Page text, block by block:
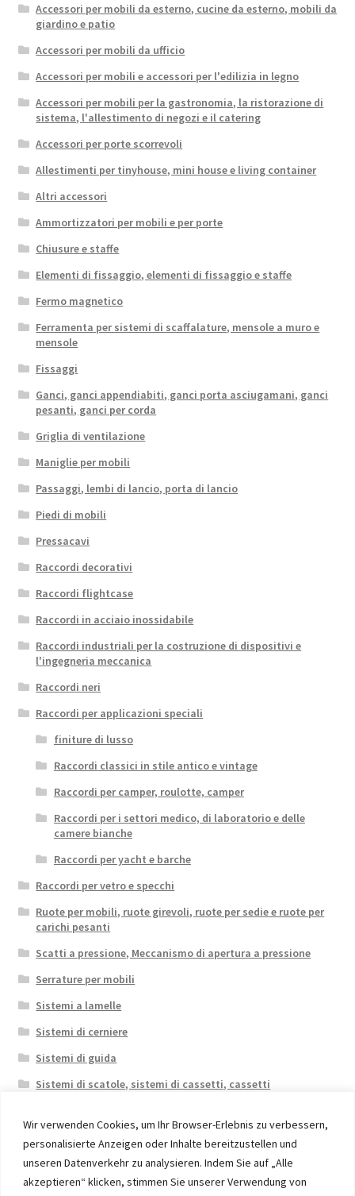
Wir verwenden Cookies, um Ihr Browser-Erlebnis zu verbessern,
personalisierte Anzeigen oder Inhalte bereitzustellen und
unseren Datenverkehr zu analysieren. Indem Sie auf „Alle
akzeptieren“ klicken, stimmen Sie unserer Verwendung von
Accessori per mobili da esterno, cucine da esterno, mobili da
giardino e patio
Accessori per mobili da ufficio
Accessori per mobili e accessori per l'edilizia in legno
Accessori per mobili per la gastronomia, la ristorazione di
sistema, l'allestimento di negozi e il catering
Accessori per porte scorrevoli
Allestimenti per tinyhouse, mini house e living container
Altri accessori
Ammortizzatori per mobili e per porte
Chiusure e staffe
Elementi di fissaggio, elementi di fissaggio e staffe
Fermo magnetico
Ferramenta per sistemi di scaffalature, mensole a muro e
mensole
Fissaggi
Ganci, ganci appendiabiti, ganci porta asciugamani, ganci
pesanti, ganci per corda
Griglia di ventilazione
Maniglie per mobili
Passaggi, lembi di lancio, porta di lancio
Piedi di mobili
Pressacavi
Raccordi decorativi
Raccordi flightcase
Raccordi in acciaio inossidabile
Raccordi industriali per la costruzione di dispositivi e
l'ingegneria meccanica
Raccordi neri
Raccordi per applicazioni speciali
finiture di lusso
Raccordi classici in stile antico e vintage
Raccordi per camper, roulotte, camper
Raccordi per i settori medico, di laboratorio e delle
camere bianche
Raccordi per yacht e barche
Raccordi per vetro e specchi
Ruote per mobili, ruote girevoli, ruote per sedie e ruote per
carichi pesanti
Scatti a pressione, Meccanismo di apertura a pressione
Serrature per mobili
Sistemi a lamelle
Sistemi di cerniere
Sistemi di guida
Sistemi di scatole, sistemi di cassetti, cassetti